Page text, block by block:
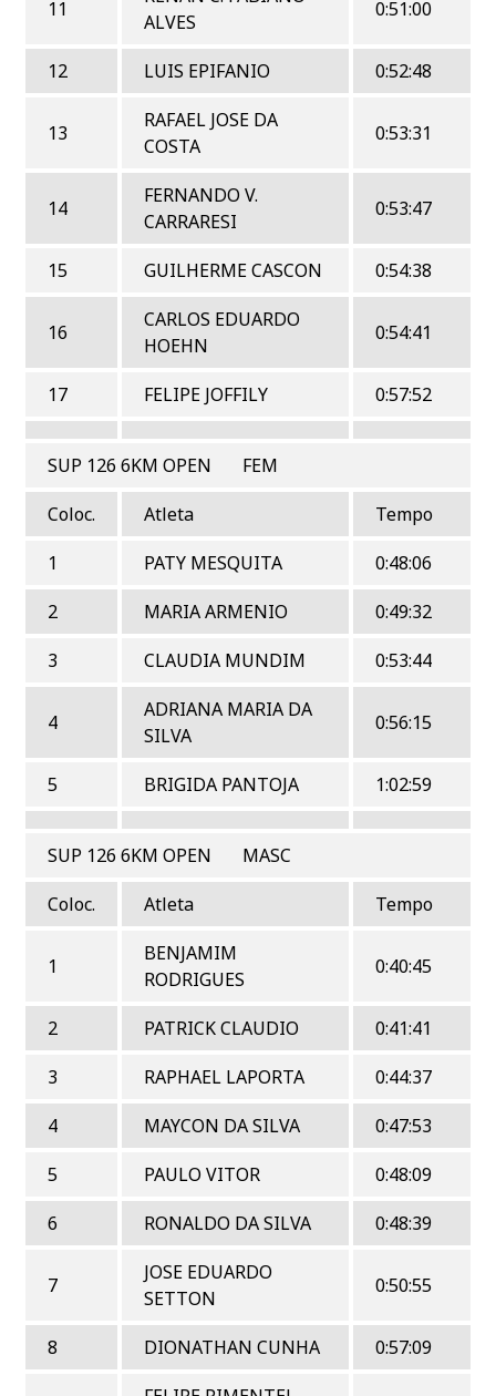
11
ALVES
0:51:00
12 LUIS EPIFANIO 0:52:48
13
RAFAEL JOSE DA
COSTA
0:53:31
14
FERNANDO V.
CARRARESI
0:53:47
15 GUILHERME CASCON 0:54:38
16
CARLOS EDUARDO
HOEHN
0:54:41
17 FELIPE JOFFILY 0:57:52
SUP 126 6KM OPEN FEM
Coloc.
Atleta
Tempo
1
PATY MESQUITA
0:48:06
2
MARIA ARMENIO
0:49:32
3
CLAUDIA MUNDIM 0:53:44
4
ADRIANA MARIA DA
SILVA
0:56:15
5 BRIGIDA PANTOJA 1:02:59
SUP 126 6KM OPEN MASC
Coloc.
Atleta Tempo
1
BENJAMIM
RODRIGUES
0:40:45
2 PATRICK CLAUDIO
0:41:41
3
RAPHAEL LAPORTA
0:44:37
4
MAYCON DA SILVA
0:47:53
5
PAULO VITOR
0:48:09
6
RONALDO DA SILVA 0:48:39
7
JOSE EDUARDO
SETTON
0:50:55
8 DIONATHAN CUNHA 0:57:09